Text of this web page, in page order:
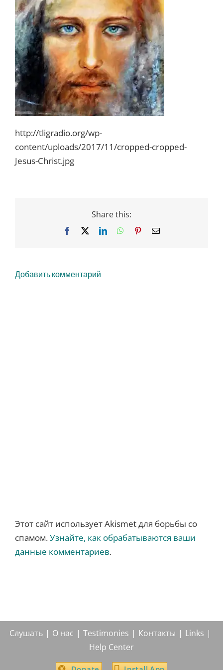
http://tligradio.org/wp-
content/uploads/2017/11/cropped-cropped-
Jesus-Christ.jpg
Share this:
Facebook LinkedInWhatsApp
PinterestEmail
Добавить комментарий
Этот сайт использует Akismet для борьбы со
спамом.Узнайте, как обрабатываются ваши
данные комментариев.
Слушать О нас Testimonies Контакты
Links
Help Center